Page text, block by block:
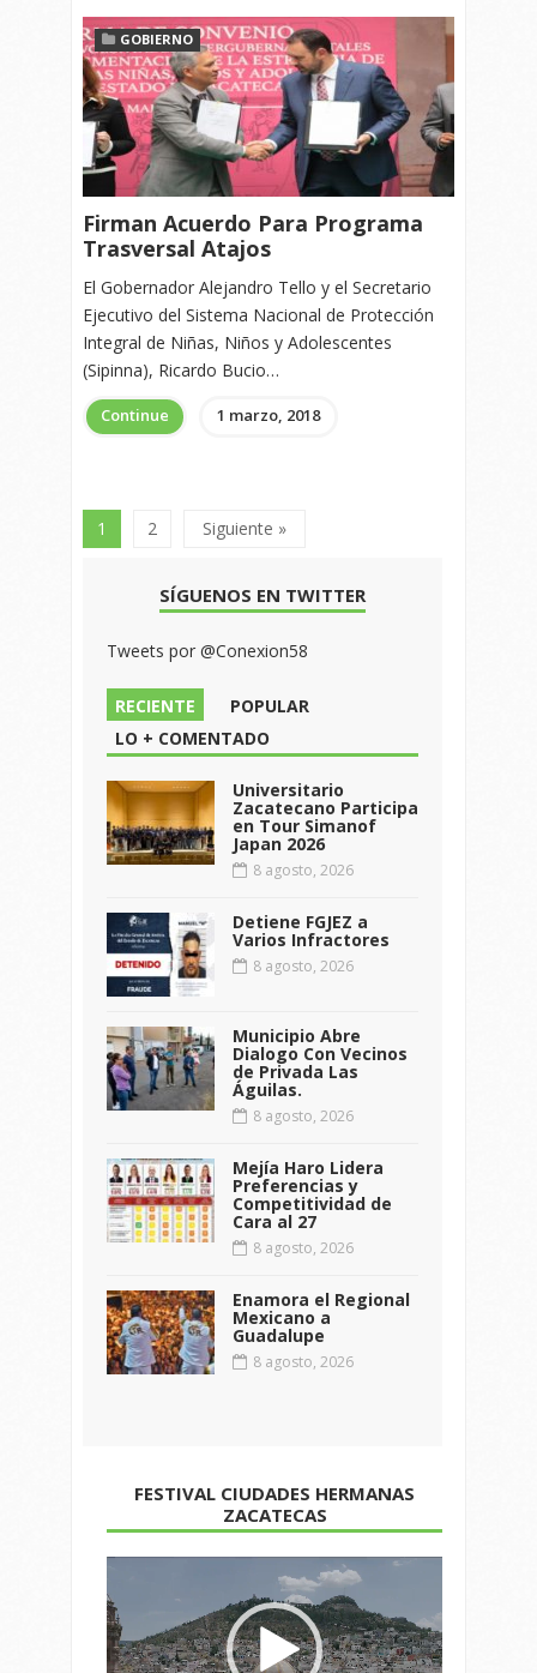
GOBIERNO
Firman Acuerdo Para Programa
Trasversal Atajos
El Gobernador Alejandro Tello y el Secretario
Ejecutivo del Sistema Nacional de Protección
Integral de Niñas, Niños y Adolescentes
(Sipinna), Ricardo Bucio…
Continue 1 marzo, 2018
1 2 Siguiente »
SÍGUENOS EN TWITTER
Tweets por @Conexion58
RECIENTE
POPULAR
LO + COMENTADO
Universitario
Zacatecano Participa
en Tour Simanof
Japan 2026
8 agosto, 2026
Detiene FGJEZ a
Varios Infractores
8 agosto, 2026
Municipio Abre
Dialogo Con Vecinos
de Privada Las
Águilas.
8 agosto, 2026
Mejía Haro Lidera
Preferencias y
Competitividad de
Cara al 27
8 agosto, 2026
Enamora el Regional
Mexicano a
Guadalupe
8 agosto, 2026
FESTIVAL CIUDADES HERMANAS
ZACATECAS
de
vídeo